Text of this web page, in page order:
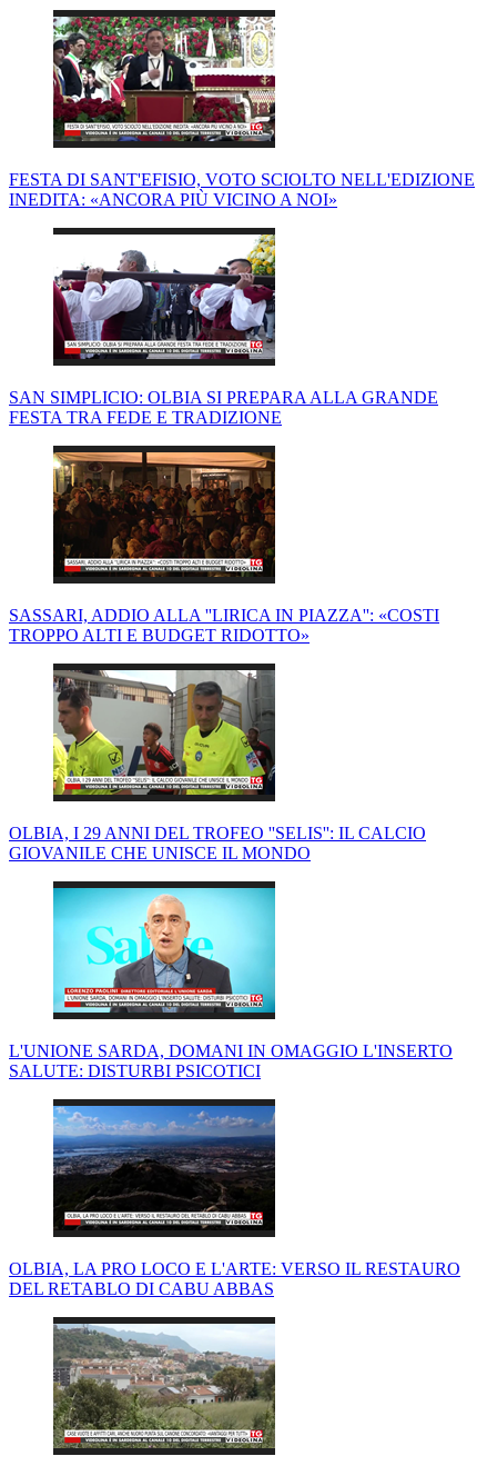
FESTA DI SANT'EFISIO, VOTO SCIOLTO NELL'EDIZIONE
INEDITA: «ANCORA PIÙ VICINO A NOI»
SAN SIMPLICIO: OLBIA SI PREPARA ALLA GRANDE
FESTA TRA FEDE E TRADIZIONE
SASSARI, ADDIO ALLA ''LIRICA IN PIAZZA'': «COSTI
TROPPO ALTI E BUDGET RIDOTTO»
OLBIA, I 29 ANNI DEL TROFEO ''SELIS'': IL CALCIO
GIOVANILE CHE UNISCE IL MONDO
L'UNIONE SARDA, DOMANI IN OMAGGIO L'INSERTO
SALUTE: DISTURBI PSICOTICI
OLBIA, LA PRO LOCO E L'ARTE: VERSO IL RESTAURO
DEL RETABLO DI CABU ABBAS